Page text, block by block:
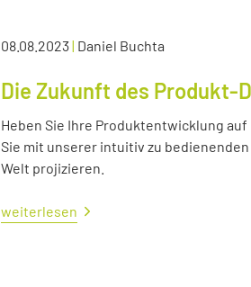
08.08.2023| Daniel Buchta
Die Zukunft des Produkt-
Heben Sie Ihre Produktentwicklung
Sie mit unserer intuitiv zu
Welt projizieren.
weiterlesen